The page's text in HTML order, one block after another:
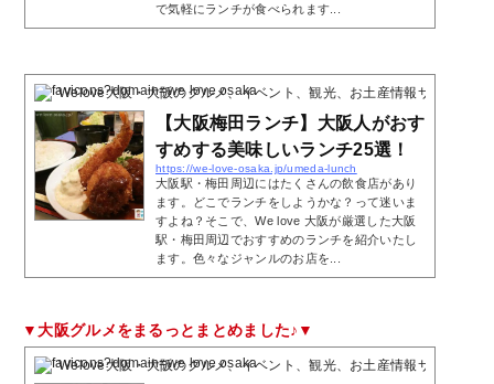
で気軽にランチが食べられます...
Welove大阪・大阪のグルメ、イベント、観光、お土産情報サイト
【大阪梅田ランチ】大阪人がおす
すめする美味しいランチ25選！
https://we-love-osaka.jp/umeda-lunch
大阪駅・梅田周辺にはたくさんの飲食店があり
ます。どこでランチをしようかな？って迷いま
すよね？そこで、We love 大阪が厳選した大阪
駅・梅田周辺でおすすめのランチを紹介いたし
ます。色々なジャンルのお店を...
▼大阪グルメをまるっとまとめました♪▼
Welove大阪・大阪のグルメ、イベント、観光、お土産情報サイト